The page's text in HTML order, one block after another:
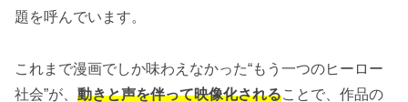
題を呼んでいます。
これまで漫画でしか味わえなかった“もう一つのヒーロー
社会”が、 動きと声を伴って映像化されることで、作品の